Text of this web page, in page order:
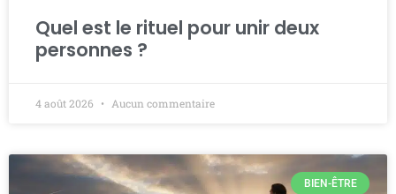
Quel est le rituel pour unir deux
personnes ?
4 août 2026 Aucun commentaire
BIEN-ÊTRE